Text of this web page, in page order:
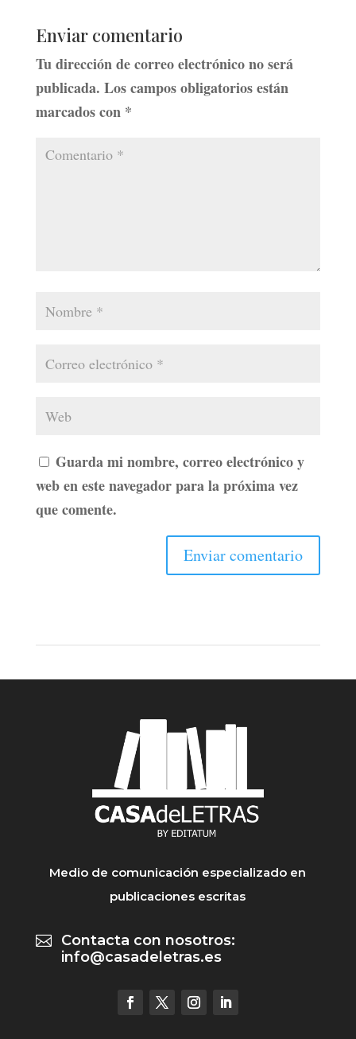
Enviar comentario
Tu dirección de correo electrónico no será
publicada. Los campos obligatorios están
marcados con *
Guarda mi nombre, correo electrónico y
web en este navegador para la próxima vez
que comente.
Medio de comunicación especializado en
publicaciones escritas

Contacta con nosotros:
info@casadeletras.es